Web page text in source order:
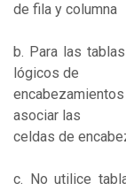
de fila y columna
b. Para las
lógicos de
asociar las
celdas de
c. No utilice